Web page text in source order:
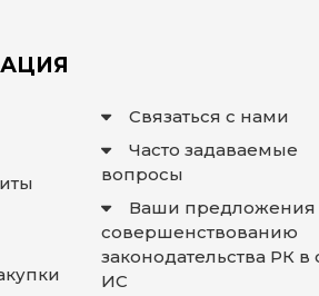
Связаться с нами
Часто задаваемые
вопросы
Ваши предложения
совершенствованию
законодательства РК в
ИС